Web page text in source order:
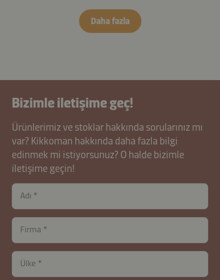
Daha fazla
Bizimle iletişime geç!
Ürünlerimiz ve stoklar hakkında sorularınız mı
var? Kikkoman hakkında daha fazla bilgi
edinmek mi istiyorsunuz? O halde bizimle
iletişime geçin!
Adı
Firma
Ülke